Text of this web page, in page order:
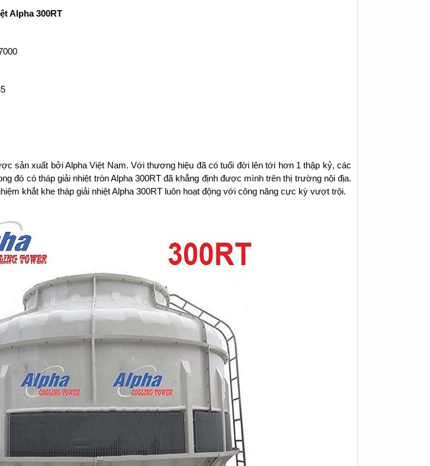
Alpha 300RT
sản xuất bởi Alpha Việt Nam. Với thương hiệu đã có tuổi đời lên tới hơn 1 thập kỷ, các
đó có tháp giải nhiệt tròn Alpha 300RT đã khẳng định được mình trên thị trường nội địa.
khắt khe tháp giải nhiệt Alpha 300RT luôn hoạt động với công năng cực kỳ vượt trội.